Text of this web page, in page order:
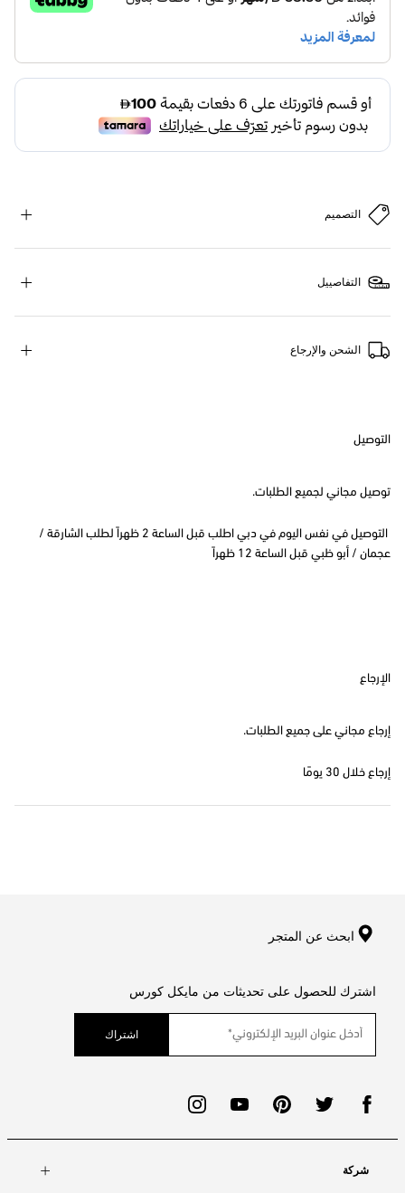
التصميم
التفاصييل
الشحن والإرجاع
التوصيل
توصيل مجاني لجميع الطلبات.
التوصيل في نفس اليوم في دبي اطلب قبل الساعة 2 ظهراً لطلب الشارقة /
عجمان / أبو ظبي قبل الساعة 12 ظهراً
الإرجاع
إرجاع مجاني على جميع الطلبات.
إرجاع خلال 30 يومًا
ابحث عن المتجر
اشترك للحصول على تحديثات من مايكل كورس
اشتراك
شركة